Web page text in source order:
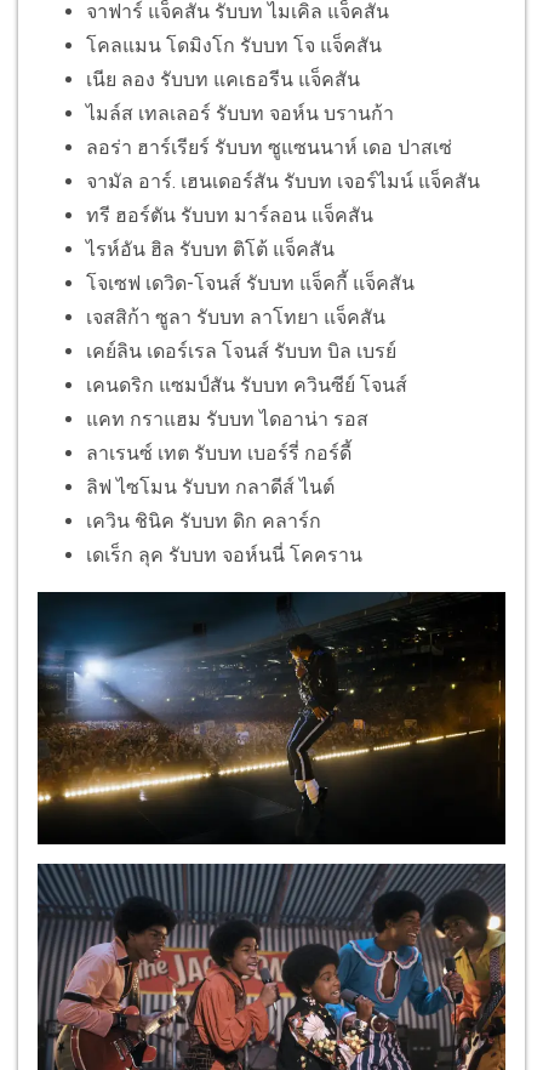
จาฟาร์ แจ็คสัน รับบท ไมเคิล แจ็คสัน
โคลแมน โดมิงโก รับบท โจ แจ็คสัน
เนีย ลอง รับบท แคเธอรีน แจ็คสัน
ไมล์ส เทลเลอร์ รับบท จอห์น บรานก้า
ลอร่า ฮาร์เรียร์ รับบท ซูแซนนาห์ เดอ ปาสเซ่
จามัล อาร์. เฮนเดอร์สัน รับบท เจอร์ไมน์ แจ็คสัน
ทรี ฮอร์ตัน รับบท มาร์ลอน แจ็คสัน
ไรห์อัน ฮิล รับบท ติโต้ แจ็คสัน
โจเซฟ เดวิด-โจนส์ รับบท แจ็คกี้ แจ็คสัน
เจสสิก้า ซูลา รับบท ลาโทยา แจ็คสัน
เคย์ลิน เดอร์เรล โจนส์ รับบท บิล เบรย์
เคนดริก แซมป์สัน รับบท ควินซีย์ โจนส์
แคท กราแฮม รับบท ไดอาน่า รอส
ลาเรนซ์ เทต รับบท เบอร์รี่ กอร์ดี้
ลิฟ ไซโมน รับบท กลาดีส์ ไนต์
เควิน ชินิค รับบท ดิก คลาร์ก
เดเร็ก ลุค รับบท จอห์นนี่ โคคราน